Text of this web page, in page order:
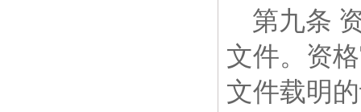
第九条
文件。资
文件载明